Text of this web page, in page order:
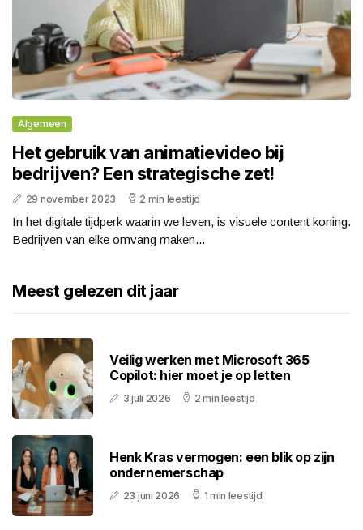
Algemeen
Het gebruik van animatievideo bij
bedrijven? Een strategische zet!
29 november 2023 2 min leestijd
In het digitale tijdperk waarin we leven, is visuele content koning.
Bedrijven van elke omvang maken...
Meest gelezen dit jaar
Veilig werken met Microsoft 365
Copilot: hier moet je op letten
3 juli 2026 2 min leestijd
Henk Kras vermogen: een blik op zijn
ondernemerschap
23 juni 2026 1 min leestijd